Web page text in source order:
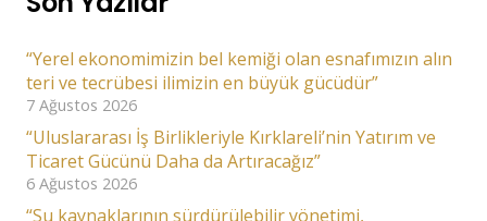
“Yerel ekonomimizin bel kemiği olan esnafımızın alın
teri ve tecrübesi ilimizin en büyük gücüdür”
7 Ağustos 2026
“Uluslararası İş Birlikleriyle Kırklareli’nin Yatırım ve
Ticaret Gücünü Daha da Artıracağız”
6 Ağustos 2026
“Su kaynaklarının sürdürülebilir yönetimi,